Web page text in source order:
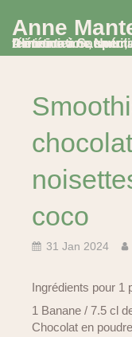
Anne
Diététicienne Nutritionniste, Experte en Nutrition et
coco
31 Jan 2024
Ingrédients pour 1
1 Banane / 7.5 cl
Chocolat en poudre